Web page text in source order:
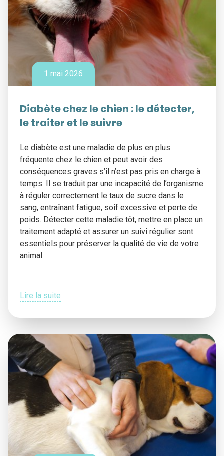
1 mai 2026
Diabète chez le chien : le détecter,
le traiter et le suivre
Le diabète est une maladie de plus en plus
fréquente chez le chien et peut avoir des
conséquences graves s’il n’est pas pris en charge à
temps. Il se traduit par une incapacité de l’organisme
à réguler correctement le taux de sucre dans le
sang, entraînant fatigue, soif excessive et perte de
poids. Détecter cette maladie tôt, mettre en place un
traitement adapté et assurer un suivi régulier sont
essentiels pour préserver la qualité de vie de votre
animal.
Lire la suite